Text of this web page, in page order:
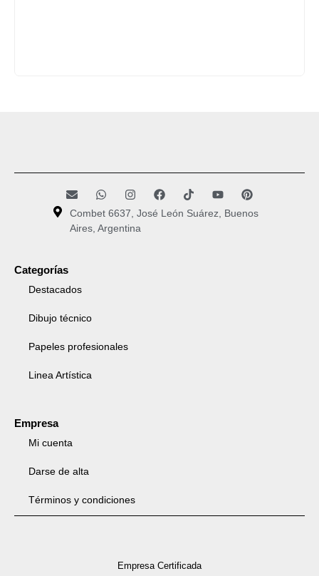
Combet 6637, José León Suárez, Buenos
Aires, Argentina
Categorías
Destacados
Dibujo técnico
Papeles profesionales
Linea Artística
Empresa
Mi cuenta
Darse de alta
Términos y condiciones
Empresa Certificada